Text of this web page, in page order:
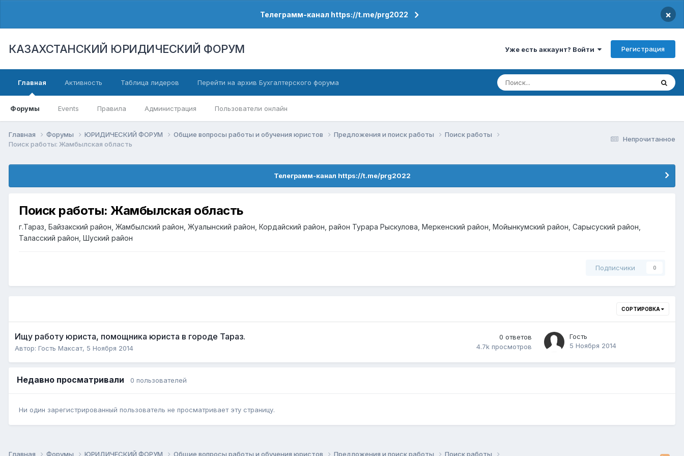
Телеграмм-канал https://t.me/prg2022 ×
КАЗАХСТАНСКИЙ ЮРИДИЧЕСКИЙ ФОРУМ Уже есть аккаунт? Войти Регистрация
Главная
Форумы Events Правила Администрация Пользователи онлайн
Активность Таблица лидеров Перейти на архив Бухгалтерского форума
Непрочитанное
Главная Форумы ЮРИДИЧЕСКИЙ ФОРУМ Общие вопросы работы и обучения юристов Предложения и поиск работы
Поиск работы
Поиск работы: Жамбылская область
Телеграмм-канал https://t.me/prg2022
Поиск работы: Жамбылская область
г.Тараз, Байзакский район, Жамбылский район, Жуалынский район, Кордайский район, район Турара Рыскулова, Меркенский район, Мойынкумский район, Сарысуский район,
Таласский район, Шуский район
Подписчики 0
СОРТИРОВКА
Ищу работу юриста, помощника юриста в городе Тараз.
Автор: Гость Максат, 5 Ноября 2014
0 ответов
4.7k просмотров
Гость
5 Ноября 2014
Недавно просматривали 0 пользователей
Ни один зарегистрированный пользователь не просматривает эту страницу.
Главная Форумы ЮРИДИЧЕСКИЙ ФОРУМ Общие вопросы работы и обучения юристов Предложения и поиск работы Поиск работы